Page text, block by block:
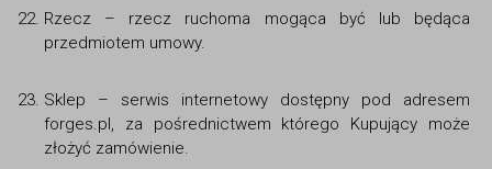
Rzecz – rzecz ruchoma mogąca być lub będąca
przedmiotem umowy.
Sklep – serwis internetowy dostępny pod adresem
forges.pl, za pośrednictwem którego Kupujący może
złożyć zamówienie.